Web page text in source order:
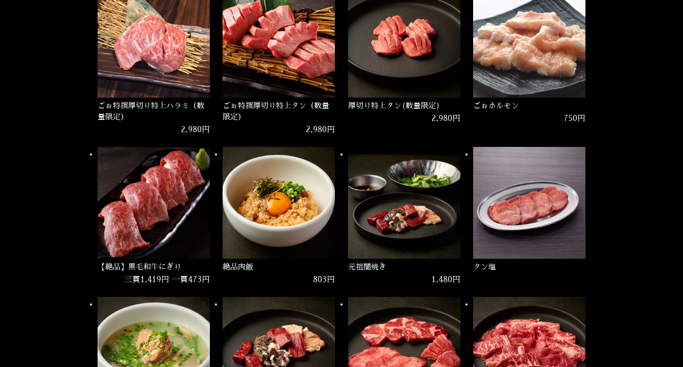
ごぉ特撰厚切り特上ハラミ（数
量限定）
2,980円
ごぉ特撰厚切り特上タン（数量
限定）
2,980円
厚切り特上タン(数量限定)
2,980円
ごぉホルモン
750円
【絶品】黒毛和牛にぎり
三貫1,419円 一貫473円
絶品肉飯
803円
元祖闇焼き
1,480円
タン塩